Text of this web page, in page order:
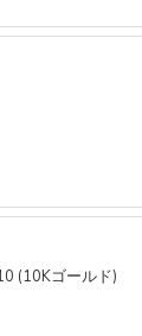
(10Kゴールド)